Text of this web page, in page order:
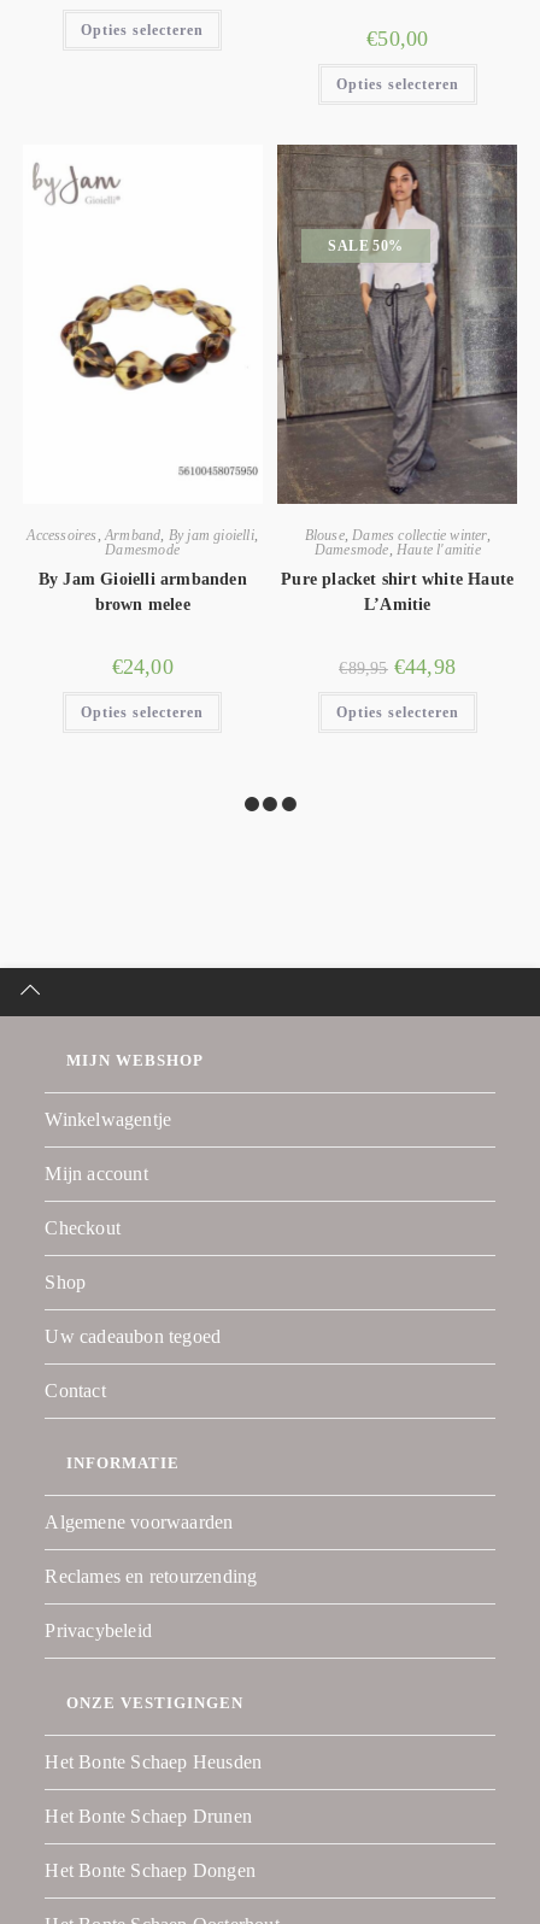
Opties selecteren €50,00
Opties selecteren
Accessoires ,Armband, By jam gioielli,
Damesmode
By Jam Gioielli armbanden
brown melee
€24,00
Opties selecteren
SALE 50%
Blouse,Dames collectie winter,
Damesmode, Haute l'amitie
Pure placket shirt white Haute
L’Amitie
€89,95 €44,98
Opties selecteren
MIJN WEBSHOP
Winkelwagentje
Mijn account
Checkout
Shop
Uw cadeaubon tegoed
Contact
INFORMATIE
Algemene voorwaarden
Reclames en retourzending
Privacybeleid
ONZE VESTIGINGEN
Het Bonte Schaep Heusden
Het Bonte Schaep Drunen
Het Bonte Schaep Dongen